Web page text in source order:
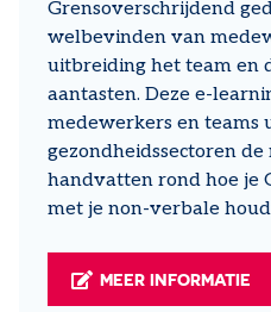
Grensoverschrijdend
welbevinden van
uitbreiding het team en
aantasten. Deze e-
medewerkers en teams
gezondheidssectoren
handvatten rond hoe je
met je non-verbale
MEER INFORMATIE